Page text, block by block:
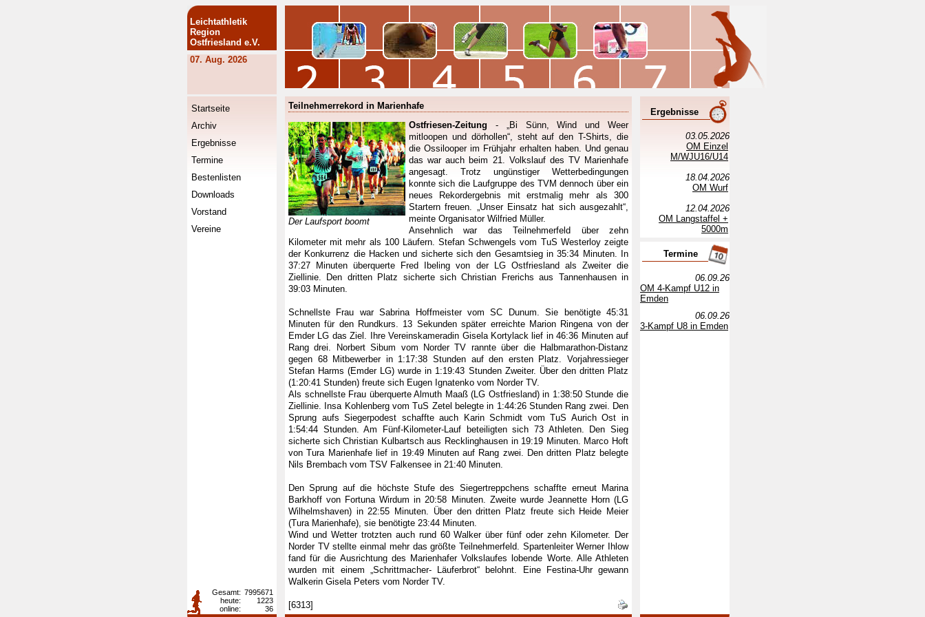
Leichtathletik
Region
Ostfriesland e.V.
07. Aug. 2026
Startseite
Archiv
Ergebnisse
Termine
Bestenlisten
Downloads
Vorstand
Vereine
Teilnehmerrekord in Marienhafe
Der Laufsport boomt
Ostfriesen-Zeitung - „Bi Sünn, Wind und Weer
mitloopen und dörhollen“, steht auf den T-Shirts, die
die Ossilooper im Frühjahr erhalten haben. Und genau
das war auch beim 21. Volkslauf des TV Marienhafe
angesagt. Trotz ungünstiger Wetterbedingungen
konnte sich die Laufgruppe des TVM dennoch über ein
neues Rekordergebnis mit erstmalig mehr als 300
Startern freuen. „Unser Einsatz hat sich ausgezahlt“,
meinte Organisator Wilfried Müller.
Ansehnlich war das Teilnehmerfeld über zehn
Kilometer mit mehr als 100 Läufern. Stefan Schwengels vom TuS Westerloy zeigte
der Konkurrenz die Hacken und sicherte sich den Gesamtsieg in 35:34 Minuten. In
37:27 Minuten überquerte Fred Ibeling von der LG Ostfriesland als Zweiter die
Ziellinie. Den dritten Platz sicherte sich Christian Frerichs aus Tannenhausen in
39:03 Minuten.
Schnellste Frau war Sabrina Hoffmeister vom SC Dunum. Sie benötigte 45:31
Minuten für den Rundkurs. 13 Sekunden später erreichte Marion Ringena von der
Emder LG das Ziel. Ihre Vereinskameradin Gisela Kortylack lief in 46:36 Minuten auf
Rang drei. Norbert Sibum vom Norder TV rannte über die Halbmarathon-Distanz
gegen 68 Mitbewerber in 1:17:38 Stunden auf den ersten Platz. Vorjahressieger
Stefan Harms (Emder LG) wurde in 1:19:43 Stunden Zweiter. Über den dritten Platz
(1:20:41 Stunden) freute sich Eugen Ignatenko vom Norder TV.
Als schnellste Frau überquerte Almuth Maaß (LG Ostfriesland) in 1:38:50 Stunde die
Ziellinie. Insa Kohlenberg vom TuS Zetel belegte in 1:44:26 Stunden Rang zwei. Den
Sprung aufs Siegerpodest schaffte auch Karin Schmidt vom TuS Aurich Ost in
1:54:44 Stunden. Am Fünf-Kilometer-Lauf beteiligten sich 73 Athleten. Den Sieg
sicherte sich Christian Kulbartsch aus Recklinghausen in 19:19 Minuten. Marco Hoft
von Tura Marienhafe lief in 19:49 Minuten auf Rang zwei. Den dritten Platz belegte
Nils Brembach vom TSV Falkensee in 21:40 Minuten.
Den Sprung auf die höchste Stufe des Siegertreppchens schaffte erneut Marina
Barkhoff von Fortuna Wirdum in 20:58 Minuten. Zweite wurde Jeannette Horn (LG
Wilhelmshaven) in 22:55 Minuten. Über den dritten Platz freute sich Heide Meier
(Tura Marienhafe), sie benötigte 23:44 Minuten.
Wind und Wetter trotzten auch rund 60 Walker über fünf oder zehn Kilometer. Der
Norder TV stellte einmal mehr das größte Teilnehmerfeld. Spartenleiter Werner Ihlow
fand für die Ausrichtung des Marienhafer Volkslaufes lobende Worte. Alle Athleten
wurden mit einem „Schrittmacher- Läuferbrot“ belohnt. Eine Festina-Uhr gewann
Walkerin Gisela Peters vom Norder TV.
[6313]
Ergebnisse
03.05.2026
OM Einzel
M/WJU16/U14
18.04.2026
OM Wurf
12.04.2026
OM Langstaffel +
5000m
Termine
06.09.26
OM 4-Kampf U12 in
Emden
06.09.26
3-Kampf U8 in Emden
Gesamt: 7995671
heute:
1223
online:
36